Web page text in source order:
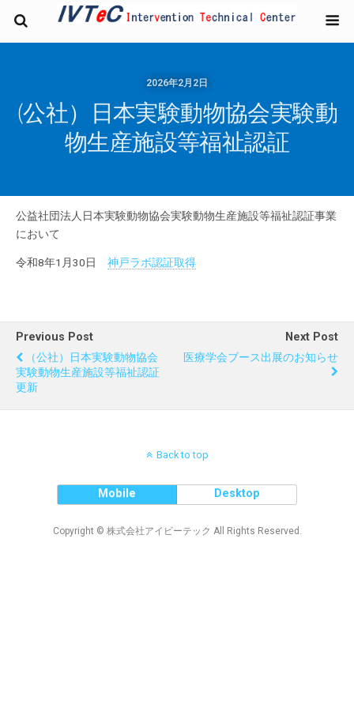
2026年2月2日
(公社）日本実験動物協会実験動
物生産施設等福祉認証
公益社団法人日本実験動物協会実験動物生産施設等福祉認証事業
において
令和8年1月30日 神戸ラボ認証取得
Previous Post
（公社）日本実験動物協会
実験動物生産施設等福祉認証
更新
Next Post
医療学会ブース出展のお知らせ
Back to top
Mobile Desktop
Copyright © 株式会社アイビーテック All Rights Reserved.